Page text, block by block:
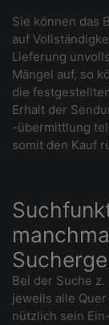
Sie können das
auf
Lieferung
Mängel auf, so
die
Erhalt der
-übermittlung
somit den Kauf
Bei der Suche
jeweils alle
nützlich sein